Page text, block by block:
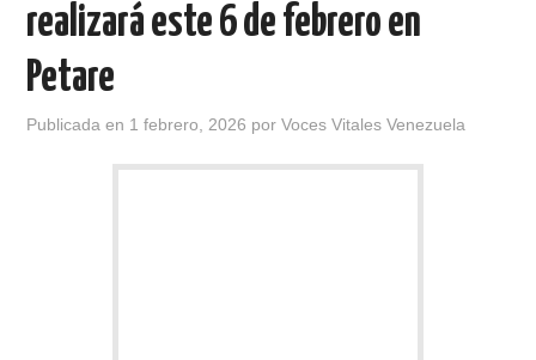
realizará este 6 de febrero en
Petare
Publicada en 1 febrero, 2026 porVoces Vitales Venezuela